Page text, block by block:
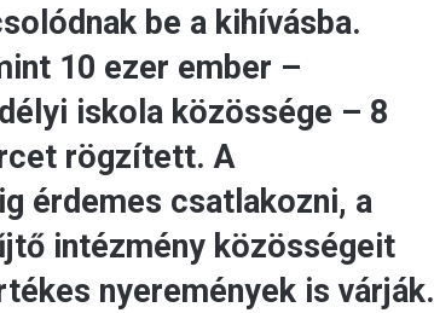
be a kihívásba.
10 ezer ember –
iskola közössége – 8
rögzített. A
érdemes csatlakozni, a
intézmény közösségeit
nyeremények is várják.